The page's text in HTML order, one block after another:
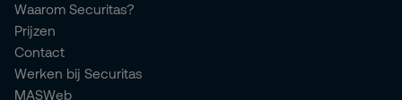
Waarom Securitas?
Prijzen
Contact
Werken bij Securitas
MASWeb